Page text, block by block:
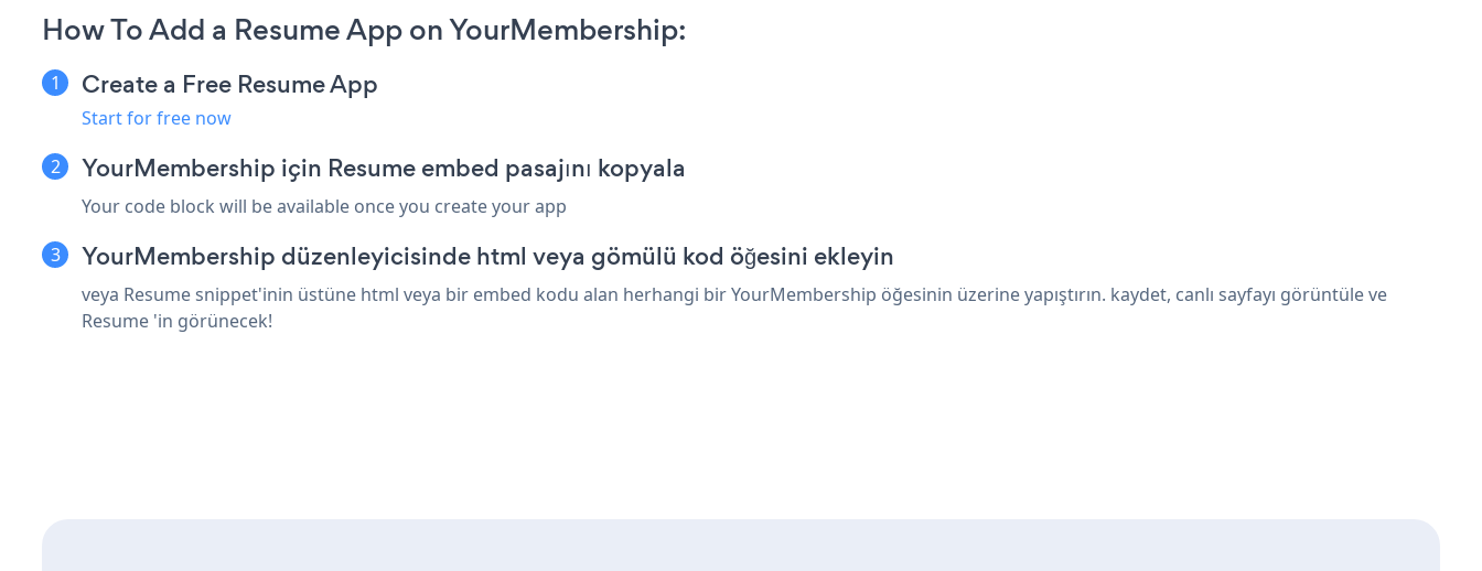
How To Add a Resume App on YourMembership:
Create a Free Resume App
Start for free now
YourMembership için Resume embed pasajını kopyala
Your code block will be available once you create your app
YourMembership düzenleyicisinde html veya gömülü kod öğesini ekleyin
veya Resume snippet'inin üstüne html veya bir embed kodu alan herhangi bir YourMembership öğesinin üzerine yapıştırın. kaydet, canlı sayfayı görüntüle ve
Resume 'in görünecek!